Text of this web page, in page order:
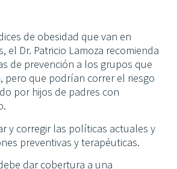
de obesidad que van en
el Dr. Patricio Lamoza recomienda
de prevención a los grupos que
pero que podrían correr el riesgo
por hijos de padres con
y corregir las políticas actuales y
preventivas y terapéuticas.
dar cobertura a una